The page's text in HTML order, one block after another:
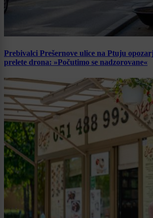
Prebivalci Prešernove ulice na Ptuju
prelete drona: »Počutimo se nadzorovane«